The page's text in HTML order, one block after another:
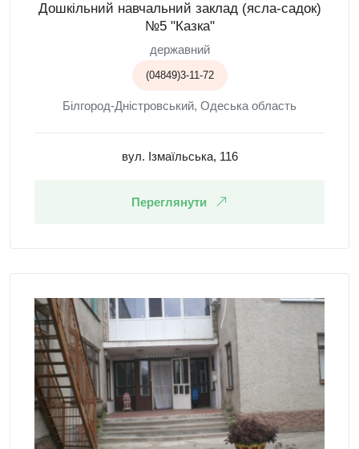
Дошкільний навчальний заклад (ясла-садок)
№5 "Казка"
державний
(04849)3-11-72
Білгород-Дністровський, Одеська область
вул. Ізмаїльська, 116
Переглянути